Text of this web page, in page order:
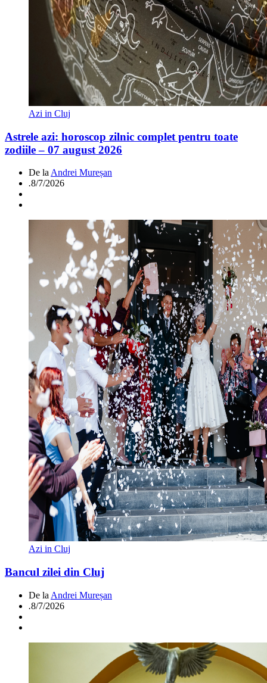
Azi in Cluj
Astrele azi: horoscop zilnic complet pentru toate
zodiile – 07 august 2026
De la Andrei Mureșan
.8/7/2026
Azi in Cluj
Bancul zilei din Cluj
De la Andrei Mureșan
.8/7/2026